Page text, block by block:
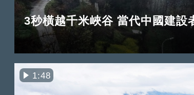
3秒橫越千米峽谷 當代中國建設
1:48